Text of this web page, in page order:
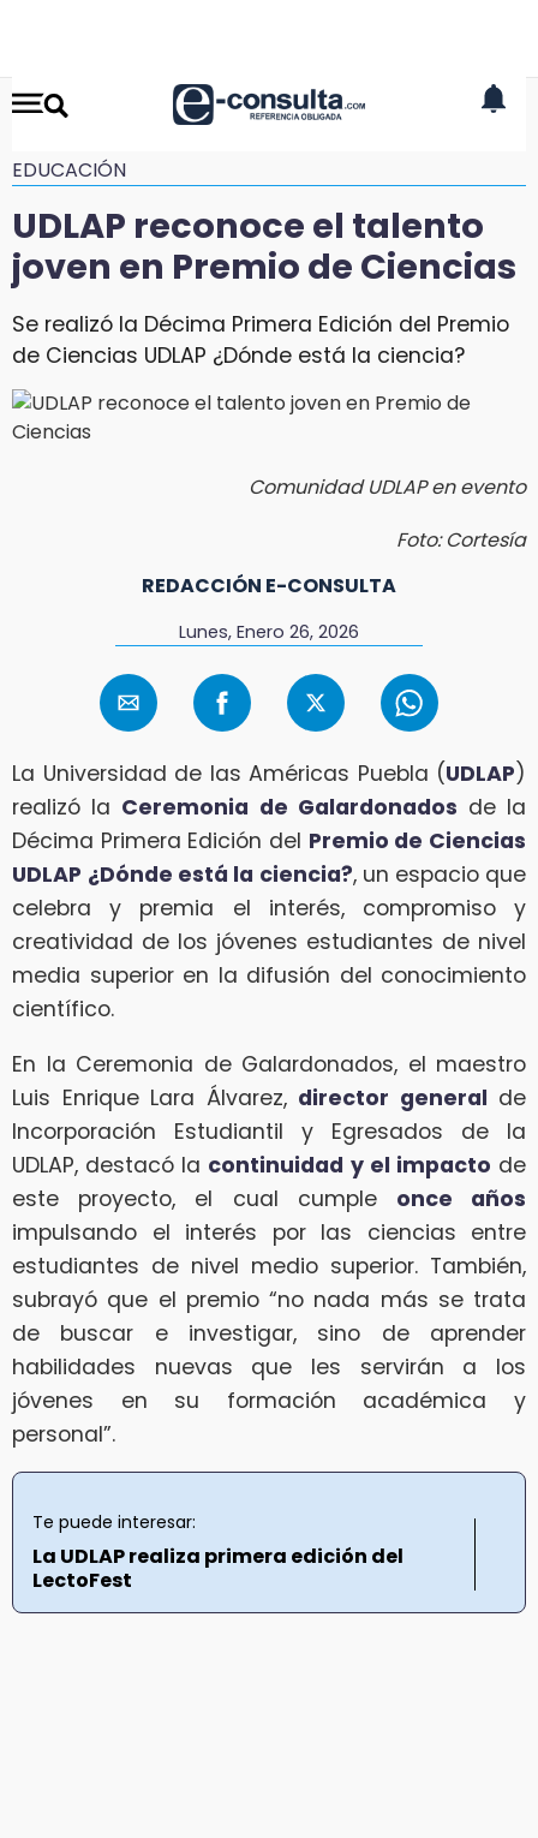
EDUCACIÓN
UDLAP reconoce el talento
joven en Premio de Ciencias
Se realizó la Décima Primera Edición del Premio
de Ciencias UDLAP ¿Dónde está la ciencia?
Comunidad UDLAP en evento
Foto: Cortesía
REDACCIÓN E-CONSULTA
Lunes, Enero 26, 2026
La Universidad de las Américas Puebla (UDLAP)
realizó la Ceremonia de Galardonados de la
Décima Primera Edición del Premio de Ciencias
UDLAP ¿Dónde está la ciencia?, un espacio que
celebra y premia el interés, compromiso y
creatividad de los jóvenes estudiantes de nivel
media superior en la difusión del conocimiento
científico.
En la Ceremonia de Galardonados, el maestro
Luis Enrique Lara Álvarez, director general de
Incorporación Estudiantil y Egresados de la
UDLAP, destacó la continuidad y el impacto de
este proyecto, el cual cumple once años
impulsando el interés por las ciencias entre
estudiantes de nivel medio superior. También,
subrayó que el premio “no nada más se trata
de buscar e investigar, sino de aprender
habilidades nuevas que les servirán a los
jóvenes en su formación académica y
personal”.
Te puede interesar:
La UDLAP realiza primera edición del
LectoFest